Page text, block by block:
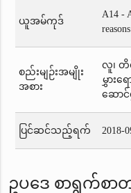
ယူအမ်ကုဒ်
A14 -
စည်းမျဉ်းအမျိုး
အစား
လူ၊ တိ
မွှားရ
ဆော
ပြင်ဆင်သည့်ရက် 2018-
ဥပဒေ စာရွက်စာတ